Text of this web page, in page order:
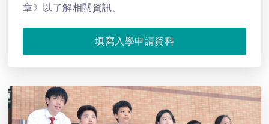
章》以了解相關資訊。
填寫入學申請資料